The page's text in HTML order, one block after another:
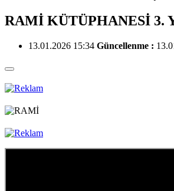
RAMİ KÜTÜPHANESİ 3.
13.01.2026 15:34 Güncellenme :